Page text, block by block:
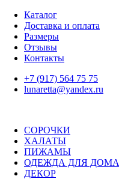
Skip
content
Каталог
Доставка и оплата
Размеры
Отзывы
Контакты
+7 (917) 564 75 75
lunaretta@yandex.ru
СОРОЧКИ
ХАЛАТЫ
ПИЖАМЫ
ОДЕЖДА ДЛЯ ДОМА
ДЕКОР